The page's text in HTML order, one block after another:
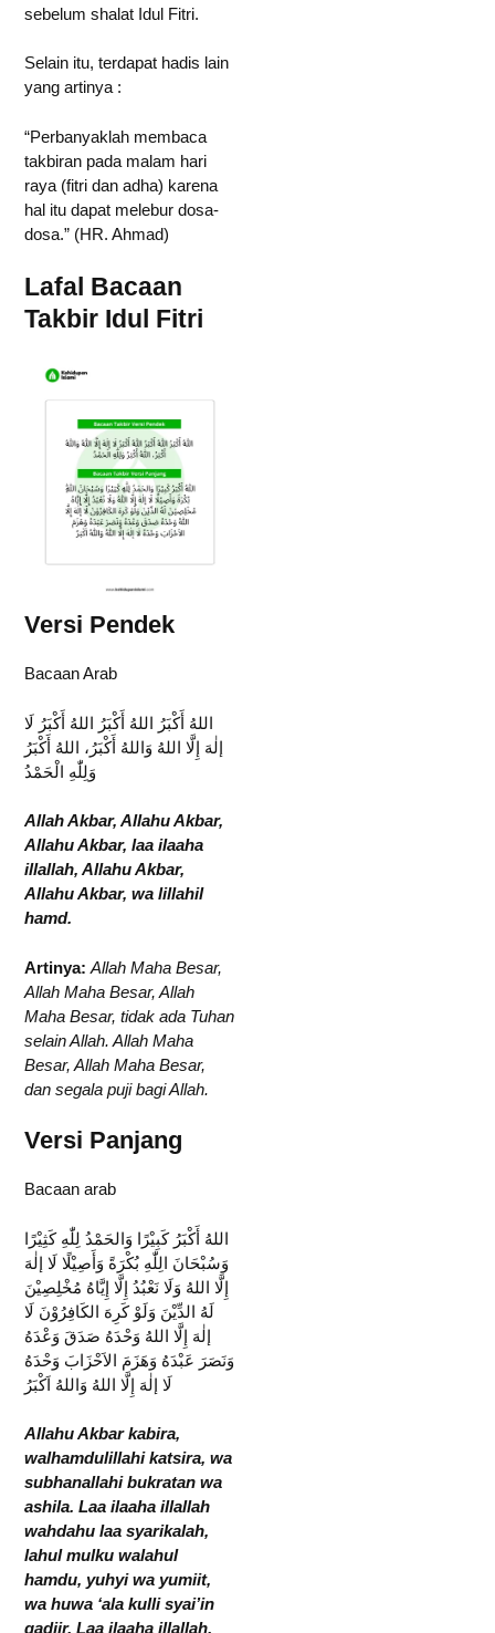
sebelum shalat Idul Fitri.
Selain itu, terdapat hadis lain
yang artinya :
“Perbanyaklah membaca
takbiran pada malam hari
raya (fitri dan adha) karena
hal itu dapat melebur dosa-
dosa.” (HR. Ahmad)
Lafal Bacaan
Takbir Idul Fitri
Versi Pendek
Bacaan Arab
اللهُ أَكْبَرُ اللهُ أَكْبَرُ اللهُ أَكْبَرُ لَا
إلٰهَ إِلَّا اللهُ وَاللهُ أَكْبَرُ، اللهُ أَكْبَرُ
وَلِلّٰهِ الْحَمْدُ
Allah Akbar, Allahu Akbar,
Allahu Akbar, laa ilaaha
illallah, Allahu Akbar,
Allahu Akbar, wa lillahil
hamd.
Artinya: Allah Maha Besar,
Allah Maha Besar, Allah
Maha Besar, tidak ada Tuhan
selain Allah. Allah Maha
Besar, Allah Maha Besar,
dan segala puji bagi Allah.
Versi Panjang
Bacaan arab
اللهُ أَكْبَرُ كَبِيْرًا وَالحَمْدُ لِلّٰهِ كَثِيْرًا
وَسُبْحَانَ الِلّٰهِ بُكْرَةً وَأَصِيْلًا لَا إلٰهَ
إِلَّا اللهُ وَلَا نَعْبُدُ إِلَّا إِيَّاهُ مُخْلِصِيْنَ
لَهُ الدِّيْنَ وَلَوْ كَرِهَ الكَافِرُوْنَ لَا
إلٰهَ إِلَّا اللهُ وَحْدَهُ صَدَقَ وَعْدَهُ
وَنَصَرَ عَبْدَهُ وَهَزَمَ الاَحْزَابَ وَحْدَهُ
لَا إلٰهَ إِلَّا اللهُ وَاللهُ اَكْبَرُ
Allahu Akbar kabira,
walhamdulillahi katsira, wa
subhanallahi bukratan wa
ashila. Laa ilaaha illallah
wahdahu laa syarikalah,
lahul mulku walahul
hamdu, yuhyi wa yumiit,
wa huwa ‘ala kulli syai’in
qadiir. Laa ilaaha illallah,